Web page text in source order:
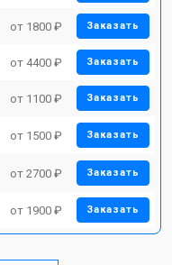
от 1800 ₽ Заказать
от 4400 ₽ Заказать
от 1100 ₽ Заказать
от 1500 ₽ Заказать
от 2700 ₽ Заказать
от 1900 ₽ Заказать